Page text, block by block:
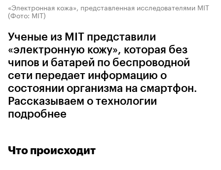
«Электронная кожа», представленная исследователями MIT
(Фото: MIT)
Ученые из MIT представили
«электронную кожу», которая без
чипов и батарей по беспроводной
сети передает информацию о
состоянии организма на смартфон.
Рассказываем о технологии
подробнее
Что происходит